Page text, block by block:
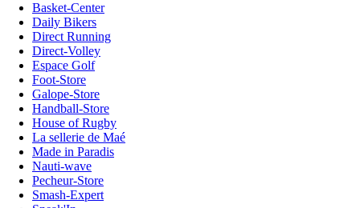
Basket-Center
Daily Bikers
Direct Running
Direct-Volley
Espace Golf
Foot-Store
Galope-Store
Handball-Store
House of Rugby
La sellerie de Maé
Made in Paradis
Nauti-wave
Pecheur-Store
Smash-Expert